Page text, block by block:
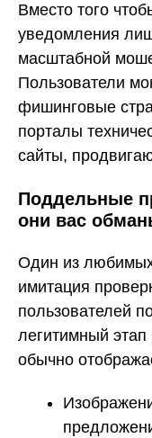
Вместо того
уведомления
масштабной
Пользователи
фишинговые
порталы
сайты,
Поддельные
они вас
Один из
имитация
пользователей
легитимный
обычно